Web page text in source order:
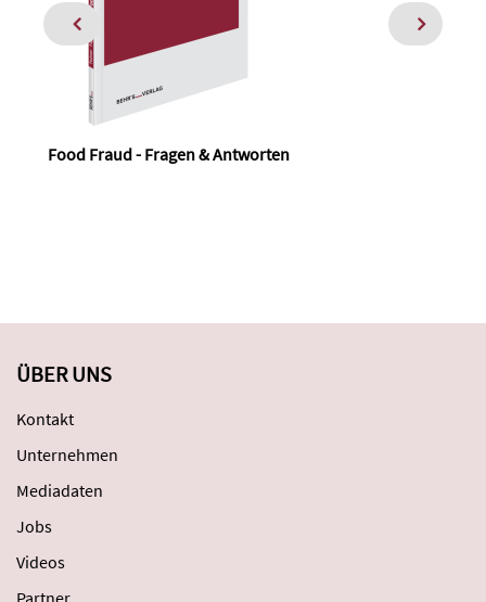
Food Fraud - Fragen & Antworten
ÜBER UNS
Kontakt
Unternehmen
Mediadaten
Jobs
Videos